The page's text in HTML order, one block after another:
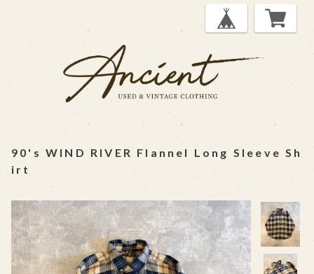
90's WIND RIVER Flannel Long Sleeve Sh
irt